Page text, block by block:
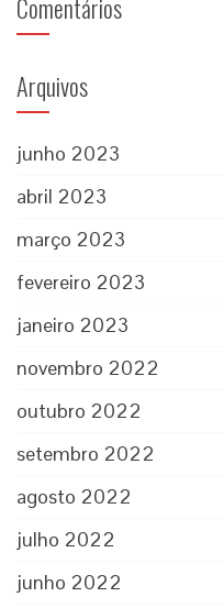
Comentários
Arquivos
junho 2023
abril 2023
março 2023
fevereiro 2023
janeiro 2023
novembro 2022
outubro 2022
setembro 2022
agosto 2022
julho 2022
junho 2022